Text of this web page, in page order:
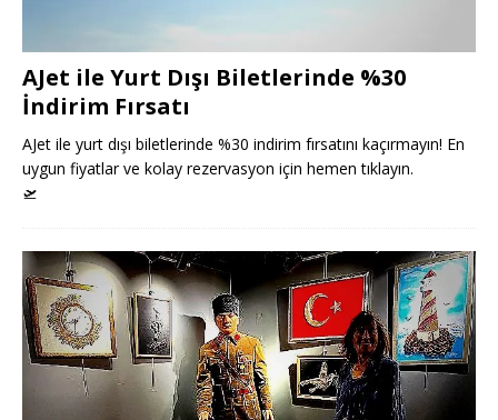
AJet ile Yurt Dışı Biletlerinde %30
İndirim Fırsatı
AJet ile yurt dışı biletlerinde %30 indirim fırsatını kaçırmayın! En
uygun fiyatlar ve kolay rezervasyon için hemen tıklayın.
🛫